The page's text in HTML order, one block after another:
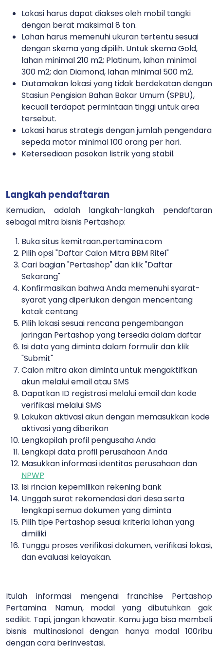
Lokasi harus dapat diakses oleh mobil tangki
dengan berat maksimal 8 ton.
Lahan harus memenuhi ukuran tertentu sesuai
dengan skema yang dipilih. Untuk skema Gold,
lahan minimal 210 m2; Platinum, lahan minimal
300 m2; dan Diamond, lahan minimal 500 m2.
Diutamakan lokasi yang tidak berdekatan dengan
Stasiun Pengisian Bahan Bakar Umum (SPBU),
kecuali terdapat permintaan tinggi untuk area
tersebut.
Lokasi harus strategis dengan jumlah pengendara
sepeda motor minimal 100 orang per hari.
Ketersediaan pasokan listrik yang stabil.
Langkah pendaftaran
Kemudian, adalah langkah-langkah pendaftaran
sebagai mitra bisnis Pertashop:
Buka situs kemitraan.pertamina.com
Pilih opsi "Daftar Calon Mitra BBM Ritel"
Cari bagian "Pertashop" dan klik "Daftar
Sekarang"
Konfirmasikan bahwa Anda memenuhi syarat-
syarat yang diperlukan dengan mencentang
kotak centang
Pilih lokasi sesuai rencana pengembangan
jaringan Pertashop yang tersedia dalam daftar
Isi data yang diminta dalam formulir dan klik
"Submit"
Calon mitra akan diminta untuk mengaktifkan
akun melalui email atau SMS
Dapatkan ID registrasi melalui email dan kode
verifikasi melalui SMS
Lakukan aktivasi akun dengan memasukkan kode
aktivasi yang diberikan
Lengkapilah profil pengusaha Anda
Lengkapi data profil perusahaan Anda
Masukkan informasi identitas perusahaan dan
NPWP
Isi rincian kepemilikan rekening bank
Unggah surat rekomendasi dari desa serta
lengkapi semua dokumen yang diminta
Pilih tipe Pertashop sesuai kriteria lahan yang
dimiliki
Tunggu proses verifikasi dokumen, verifikasi lokasi,
dan evaluasi kelayakan.
Itulah informasi mengenai franchise Pertashop
Pertamina. Namun, modal yang dibutuhkan gak
sedikit. Tapi, jangan khawatir. Kamu juga bisa membeli
bisnis multinasional dengan hanya modal 100ribu
dengan cara berinvestasi.